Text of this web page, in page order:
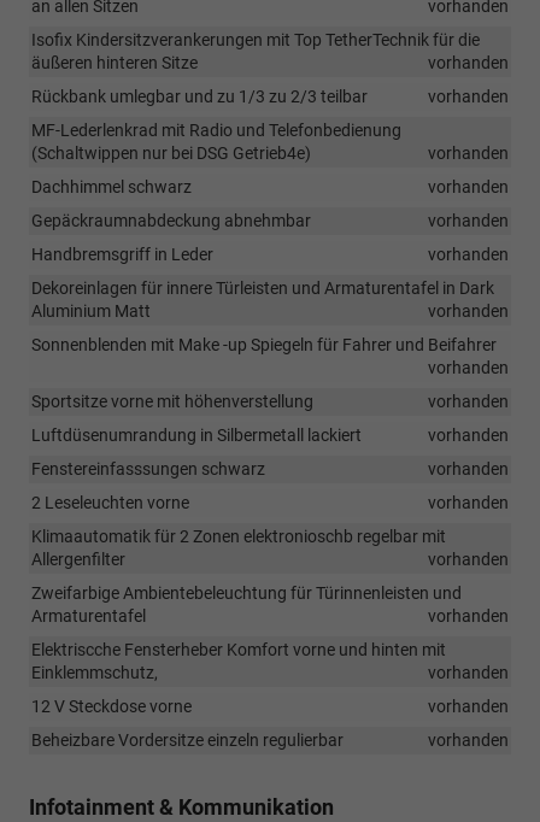
an allen Sitzen
vorhanden
Isofix Kindersitzverankerungen mit Top TetherTechnik für die
äußeren hinteren Sitze
vorhanden
Rückbank umlegbar und zu 1/3 zu 2/3 teilbar
vorhanden
MF-Lederlenkrad mit Radio und Telefonbedienung
(Schaltwippen nur bei DSG Getrieb4e)
vorhanden
Dachhimmel schwarz
vorhanden
Gepäckraumnabdeckung abnehmbar
vorhanden
Handbremsgriff in Leder
vorhanden
Dekoreinlagen für innere Türleisten und Armaturentafel in Dark
Aluminium Matt
vorhanden
Sonnenblenden mit Make -up Spiegeln für Fahrer und Beifahrer
vorhanden
Sportsitze vorne mit höhenverstellung
vorhanden
Luftdüsenumrandung in Silbermetall lackiert
vorhanden
Fenstereinfasssungen schwarz
vorhanden
2 Leseleuchten vorne
vorhanden
Klimaautomatik für 2 Zonen elektronioschb regelbar mit
Allergenfilter
vorhanden
Zweifarbige Ambientebeleuchtung für Türinnenleisten und
Armaturentafel
vorhanden
Elektriscche Fensterheber Komfort vorne und hinten mit
Einklemmschutz,
vorhanden
12 V Steckdose vorne
vorhanden
Beheizbare Vordersitze einzeln regulierbar
vorhanden
Infotainment & Kommunikation